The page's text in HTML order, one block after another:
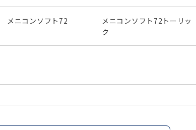
メニコンソフト72
メニコンソフト72トーリッ
ク